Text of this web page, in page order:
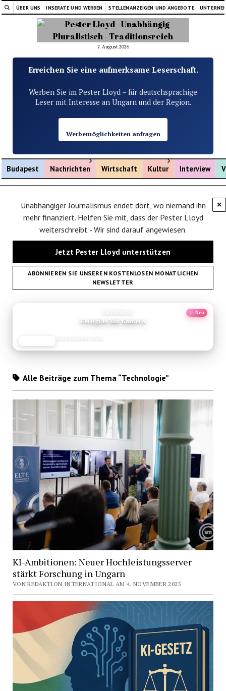
ÜBER UNS INSERATE UND WERBEN STELLENANZEIGEN UND ANGEBOTE
7. August 2026
Erreichen Sie eine aufmerksame Leserschaft.
Werben Sie im Pester Lloyd – für deutschsprachige
Leser mit Interesse an Ungarn und der Region.
Werbemöglichkeiten anfragen
Budapest Nachrichten
Menü öffnen
Wirtschaft Kultur
Menü öffnen
Interview
×
Unabhängiger Journalismus endet dort, wo niemand ihn
mehr finanziert. Helfen Sie mit, dass der Pester Lloyd
weiterschreibt - Wir sind darauf angewiesen.
Jetzt Pester Lloyd unterstützen
ABONNIEREN SIE UNSEREN KOSTENLOSEN MONATLICHEN
NEWSLETTER
Neu
Fernglas Mit Kamera
Alle Beiträge zum Thema “Technologie”
KI-Ambitionen: Neuer Hochleistungsserver
stärkt Forschung in Ungarn
VON REDAKTION INTERNATIONAL AM 4. NOVEMBER 2025